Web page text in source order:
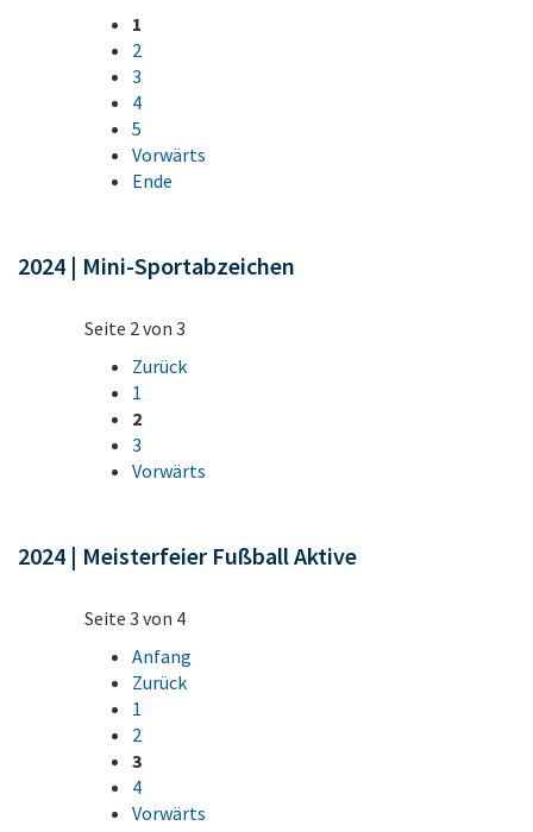
1
2
3
4
5
Vorwärts
Ende
2024 | Mini-Sportabzeichen
Seite 2 von 3
Zurück
1
2
3
Vorwärts
2024 | Meisterfeier Fußball Aktive
Seite 3 von 4
Anfang
Zurück
1
2
3
4
Vorwärts